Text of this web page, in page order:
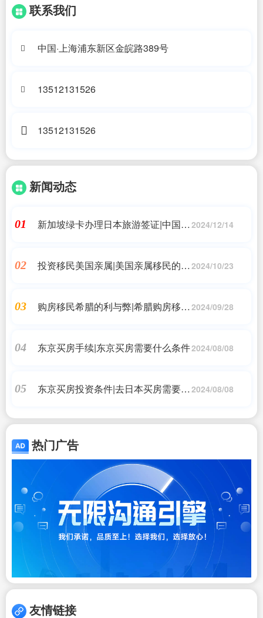
联系我们
中国·上海浦东新区金皖路389号
13512131526
13512131526
新闻动态
01
新加坡绿卡办理日本旅游签证|中国对 2024/12/14
02
投资移民美国亲属|美国亲属移民的各 2024/10/23
03
购房移民希腊的利与弊|希腊购房移民 2024/09/28
04 东京买房手续|东京买房需要什么条件2024/08/08
05
东京买房投资条件|去日本买房需要什 2024/08/08
热门广告
友情链接